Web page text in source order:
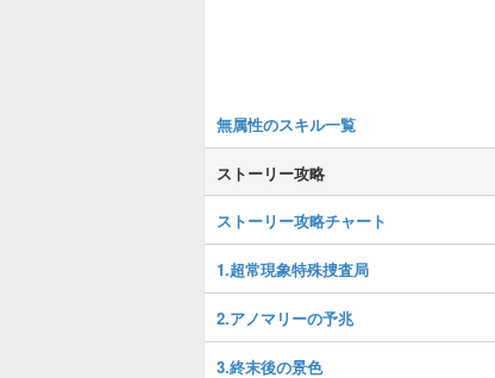
無属性のスキル一覧
ストーリー攻略
ストーリー攻略チャート
1.超常現象特殊捜査局
2.アノマリーの予兆
3.終末後の景色